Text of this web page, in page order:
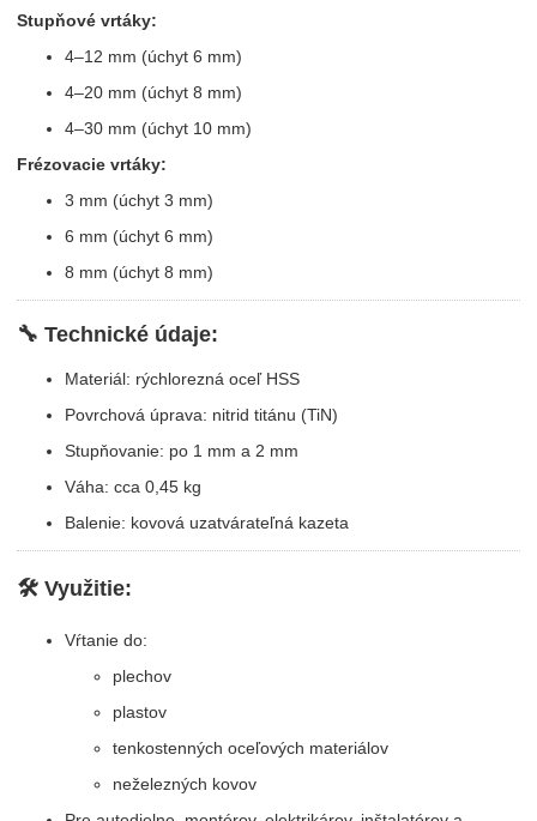
Stupňové vrtáky:
4–12 mm (úchyt 6 mm)
4–20 mm (úchyt 8 mm)
4–30 mm (úchyt 10 mm)
Frézovacie vrtáky:
3 mm (úchyt 3 mm)
6 mm (úchyt 6 mm)
8 mm (úchyt 8 mm)
🔧 Technické údaje:
Materiál: rýchlorezná oceľ HSS
Povrchová úprava: nitrid titánu (TiN)
Stupňovanie: po 1 mm a 2 mm
Váha: cca 0,45 kg
Balenie: kovová uzatvárateľná kazeta
🛠️ Využitie:
Vŕtanie do:
plechov
plastov
tenkostenných oceľových materiálov
neželezných kovov